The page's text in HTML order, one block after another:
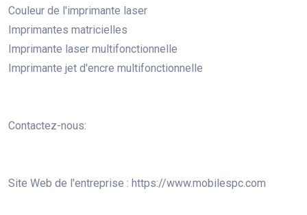
Couleur de l'imprimante laser
Imprimantes matricielles
Imprimante laser multifonctionnelle
Imprimante jet d'encre multifonctionnelle
Contactez-nous:
Site Web de l'entreprise : https://www.mobilespc.com